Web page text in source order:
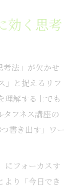
効く思考
考法」が欠かせ
」と捉えるリフ
理解する上でも
タフネス講座の
書き出す」ワー
にフォーカスす
より「今日でき